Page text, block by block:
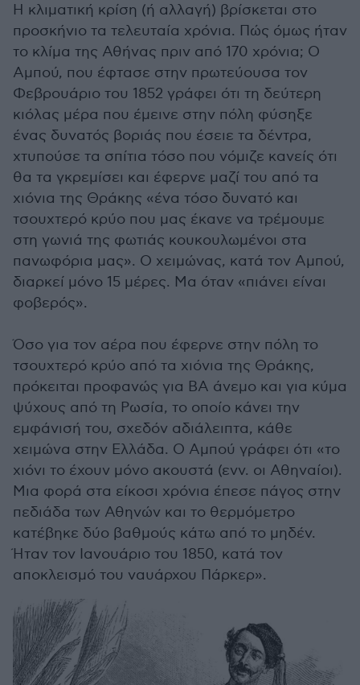
Η κλιματική κρίση (ή αλλαγή) βρίσκεται στο
προσκήνιο τα τελευταία χρόνια. Πώς όμως ήταν
το κλίμα της Αθήνας πριν από 170 χρόνια; Ο
Αμπού, που έφτασε στην πρωτεύουσα τον
Φεβρουάριο του 1852 γράφει ότι τη δεύτερη
κιόλας μέρα που έμεινε στην πόλη φύσηξε
ένας δυνατός βοριάς που έσειε τα δέντρα,
χτυπούσε τα σπίτια τόσο που νόμιζε κανείς ότι
θα τα γκρεμίσει και έφερνε μαζί του από τα
χιόνια της Θράκης «ένα τόσο δυνατό και
τσουχτερό κρύο που μας έκανε να τρέμουμε
στη γωνιά της φωτιάς κουκουλωμένοι στα
πανωφόρια μας». Ο χειμώνας, κατά τον Αμπού,
διαρκεί μόνο 15 μέρες. Μα όταν «πιάνει είναι
φοβερός».
Όσο για τον αέρα που έφερνε στην πόλη το
τσουχτερό κρύο από τα χιόνια της Θράκης,
πρόκειται προφανώς για ΒΑ άνεμο και για κύμα
ψύχους από τη Ρωσία, το οποίο κάνει την
εμφάνισή του, σχεδόν αδιάλειπτα, κάθε
χειμώνα στην Ελλάδα. Ο Αμπού γράφει ότι «το
χιόνι το έχουν μόνο ακουστά (ενν. οι Αθηναίοι).
Μια φορά στα είκοσι χρόνια έπεσε πάγος στην
πεδιάδα των Αθηνών και το θερμόμετρο
κατέβηκε δύο βαθμούς κάτω από το μηδέν.
Ήταν τον Ιανουάριο του 1850, κατά τον
αποκλεισμό του ναυάρχου Πάρκερ».